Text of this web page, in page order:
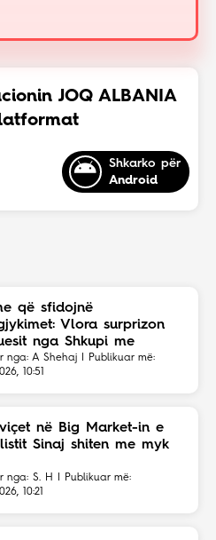
JOQ ALBANIA
Shkarko për
Android
që sfidojnë
Vlora surprizon
nga Shkupi me
ekonomike
nga: A Shehaj | Publikuar më:
10:51
në Big Market-in e
Sinaj shiten me myk
nga: S. H | Publikuar më:
10:21